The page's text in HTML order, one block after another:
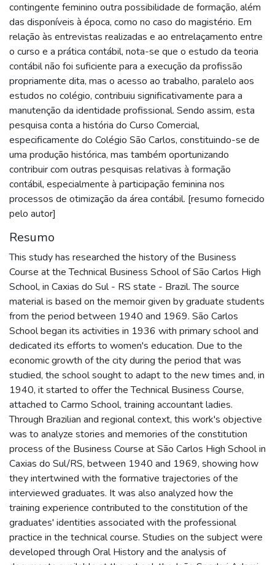
contingente feminino outra possibilidade de formação, além
das disponíveis à época, como no caso do magistério. Em
relação às entrevistas realizadas e ao entrelaçamento entre
o curso e a prática contábil, nota-se que o estudo da teoria
contábil não foi suficiente para a execução da profissão
propriamente dita, mas o acesso ao trabalho, paralelo aos
estudos no colégio, contribuiu significativamente para a
manutenção da identidade profissional. Sendo assim, esta
pesquisa conta a história do Curso Comercial,
especificamente do Colégio São Carlos, constituindo-se de
uma produção histórica, mas também oportunizando
contribuir com outras pesquisas relativas à formação
contábil, especialmente à participação feminina nos
processos de otimização da área contábil. [resumo fornecido
pelo autor]
Resumo
This study has researched the history of the Business
Course at the Technical Business School of São Carlos High
School, in Caxias do Sul - RS state - Brazil. The source
material is based on the memoir given by graduate students
from the period between 1940 and 1969. São Carlos
School began its activities in 1936 with primary school and
dedicated its efforts to women's education. Due to the
economic growth of the city during the period that was
studied, the school sought to adapt to the new times and, in
1940, it started to offer the Technical Business Course,
attached to Carmo School, training accountant ladies.
Through Brazilian and regional context, this work's objective
was to analyze stories and memories of the constitution
process of the Business Course at São Carlos High School in
Caxias do Sul/RS, between 1940 and 1969, showing how
they intertwined with the formative trajectories of the
interviewed graduates. It was also analyzed how the
training experience contributed to the constitution of the
graduates' identities associated with the professional
practice in the technical course. Studies on the subject were
developed through Oral History and the analysis of